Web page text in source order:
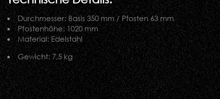
Durchmesser: Basis 350 mm / Pfosten 63 mm
Pfostenhöhe: 1020 mm
Material: Edelstahl
Gewicht: 7,5 kg